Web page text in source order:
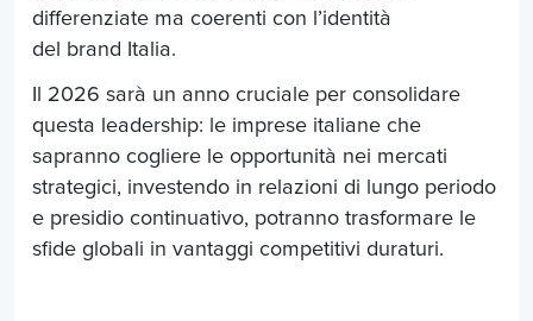
differenziate ma coerenti con l’identità
del brand Italia.
Il 2026 sarà un anno cruciale per consolidare
questa leadership: le imprese italiane che
sapranno cogliere le opportunità nei mercati
strategici, investendo in relazioni di lungo periodo
e presidio continuativo, potranno trasformare le
sfide globali in vantaggi competitivi duraturi.